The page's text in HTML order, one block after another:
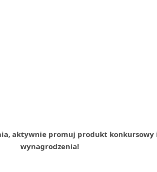
aktywnie promuj produkt
wynagrodzenia!